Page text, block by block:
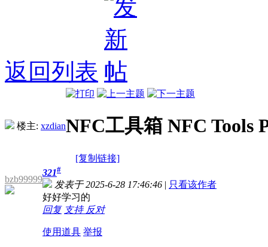
返回列表
楼主: xzdianNFC工具箱 NFC Tools
[复制链接]
bzb99999
321#
发表于 2025-6-28 17:46:46 | 只看该作者
好好学习的
回复 支持 反对
使用道具 举报